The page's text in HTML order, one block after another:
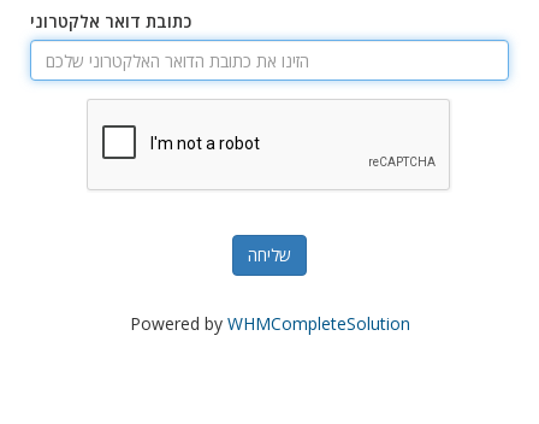
כתובת דואר אלקטרוני
שליחה
Powered by WHMCompleteSolution